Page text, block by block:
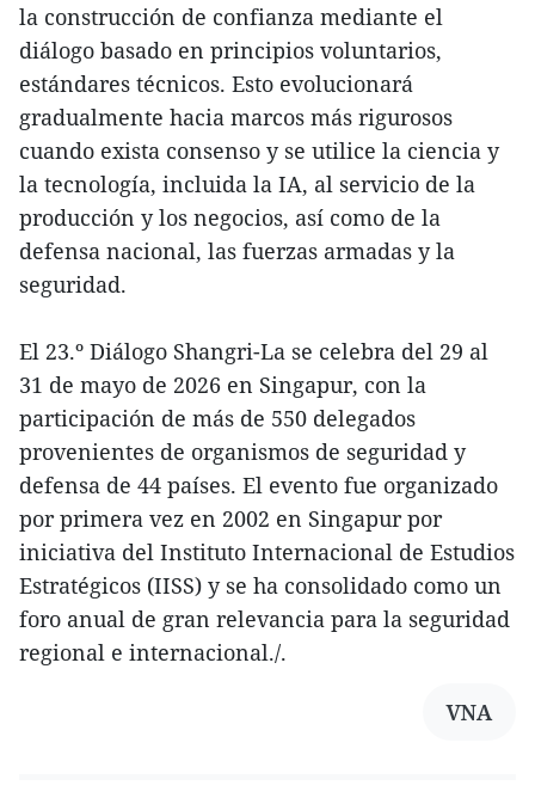
la construcción de confianza mediante el
diálogo basado en principios voluntarios,
estándares técnicos. Esto evolucionará
gradualmente hacia marcos más rigurosos
cuando exista consenso y se utilice la ciencia y
la tecnología, incluida la IA, al servicio de la
producción y los negocios, así como de la
defensa nacional, las fuerzas armadas y la
seguridad.
El 23.º Diálogo Shangri-La se celebra del 29 al
31 de mayo de 2026 en Singapur, con la
participación de más de 550 delegados
provenientes de organismos de seguridad y
defensa de 44 países. El evento fue organizado
por primera vez en 2002 en Singapur por
iniciativa del Instituto Internacional de Estudios
Estratégicos (IISS) y se ha consolidado como un
foro anual de gran relevancia para la seguridad
regional e internacional./.
VNA